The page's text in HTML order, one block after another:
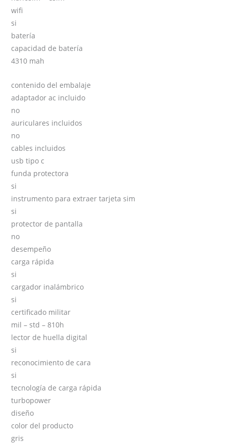
wifi
si
batería
capacidad de batería
4310 mah
contenido del embalaje
adaptador ac incluido
no
auriculares incluidos
no
cables incluidos
usb tipo c
funda protectora
si
instrumento para extraer tarjeta sim
si
protector de pantalla
no
desempeño
carga rápida
si
cargador inalámbrico
si
certificado militar
mil – std – 810h
lector de huella digital
si
reconocimiento de cara
si
tecnología de carga rápida
turbopower
diseño
color del producto
gris